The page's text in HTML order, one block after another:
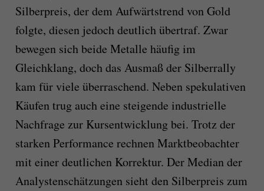
Silberpreis, der dem Aufwärtstrend von Gold
folgte, diesen jedoch deutlich übertraf. Zwar
bewegen sich beide Metalle häufig im
Gleichklang, doch das Ausmaß der Silberrally
kam für viele überraschend. Neben spekulativen
Käufen trug auch eine steigende industrielle
Nachfrage zur Kursentwicklung bei. Trotz der
starken Performance rechnen Marktbeobachter
mit einer deutlichen Korrektur. Der Median der
Analystenschätzungen sieht den Silberpreis zum